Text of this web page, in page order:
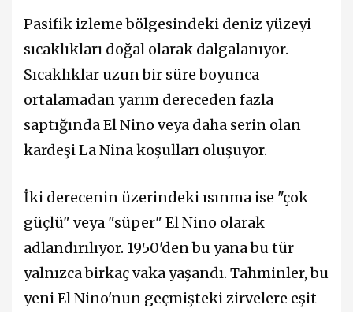
Pasifik izleme bölgesindeki deniz yüzeyi
sıcaklıkları doğal olarak dalgalanıyor.
Sıcaklıklar uzun bir süre boyunca
ortalamadan yarım dereceden fazla
saptığında El Nino veya daha serin olan
kardeşi La Nina koşulları oluşuyor.
İki derecenin üzerindeki ısınma ise "çok
güçlü" veya "süper" El Nino olarak
adlandırılıyor. 1950'den bu yana bu tür
yalnızca birkaç vaka yaşandı. Tahminler, bu
yeni El Nino'nun geçmişteki zirvelere eşit